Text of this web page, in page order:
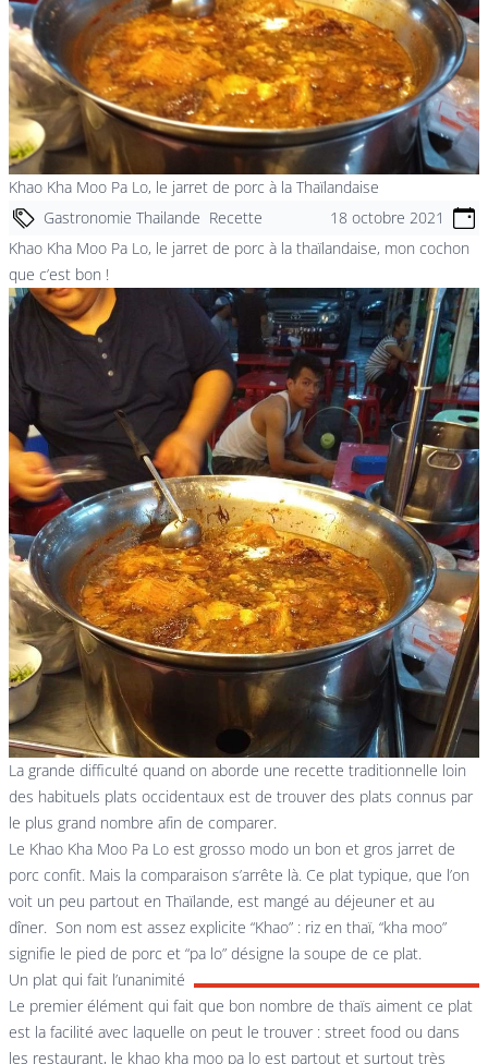
Khao Kha Moo Pa Lo, le jarret de porc à la Thaïlandaise
Gastronomie Thailande Recette
18 octobre 2021
Khao Kha Moo Pa Lo, le jarret de porc à la thaïlandaise, mon cochon
que c’est bon !
La grande difficulté quand on aborde une recette traditionnelle loin
des habituels plats occidentaux est de trouver des plats connus par
le plus grand nombre afin de comparer.
Le Khao Kha Moo Pa Lo est grosso modo un bon et gros jarret de
porc confit. Mais la comparaison s’arrête là. Ce plat typique, que l’on
voit un peu partout en Thaïlande, est mangé au déjeuner et au
dîner. Son nom est assez explicite “Khao” : riz en thaï, “kha moo”
signifie le pied de porc et “pa lo” désigne la soupe de ce plat.
Un plat qui fait l’unanimité
Le premier élément qui fait que bon nombre de thaïs aiment ce plat
est la facilité avec laquelle on peut le trouver : street food ou dans
les restaurant, le khao kha moo pa lo est partout et surtout très